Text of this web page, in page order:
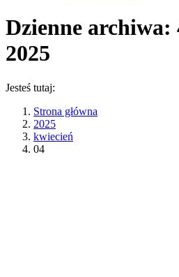
Dzienne archiwa:
2025
Jesteś tutaj:
Strona główna
2025
kwiecień
04